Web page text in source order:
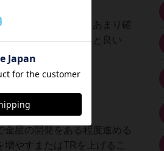
やすいが、勝利点をあまり確
わらせるように動くと良い
金星の開発をある程度進める
やすまたはTRを上げるこ